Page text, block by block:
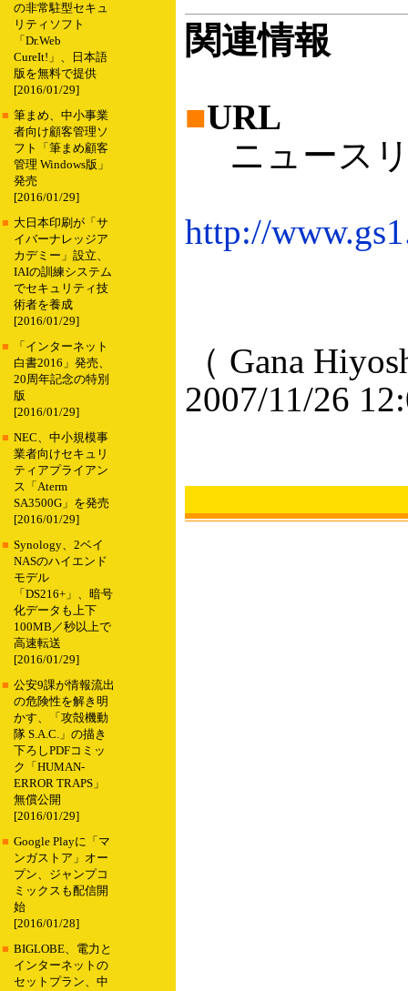
の非常駐型セキュ
リティソフト
「Dr.Web
CureIt!」、日本語
版を無料で提供
[2016/01/29]
■ 筆まめ、中小事業
者向け顧客管理ソ
フト「筆まめ顧客
管理 Windows版」
発売
[2016/01/29]
■ 大日本印刷が「サ
イバーナレッジア
カデミー」設立、
IAIの訓練システム
でセキュリティ技
術者を養成
[2016/01/29]
■
「インターネット
白書2016」発売、
20周年記念の特別
版
[2016/01/29]
■ NEC、中小規模事
業者向けセキュリ
ティアプライアン
ス「Aterm
SA3500G」を発売
[2016/01/29]
■ Synology、2ベイ
NASのハイエンド
モデル
「DS216+」、暗号
化データも上下
100MB／秒以上で
高速転送
[2016/01/29]
■ 公安9課が情報流出
の危険性を解き明
かす、「攻殻機動
隊 S.A.C.」の描き
下ろしPDFコミッ
ク「HUMAN-
ERROR TRAPS」
無償公開
[2016/01/29]
■ Google Playに「マ
ンガストア」オー
プン、ジャンプコ
ミックスも配信開
始
[2016/01/28]
■ BIGLOBE、電力と
インターネットの
セットプラン、中
関連情報
■URL
ニュースリ
http://
（ Gana
2007/11/26